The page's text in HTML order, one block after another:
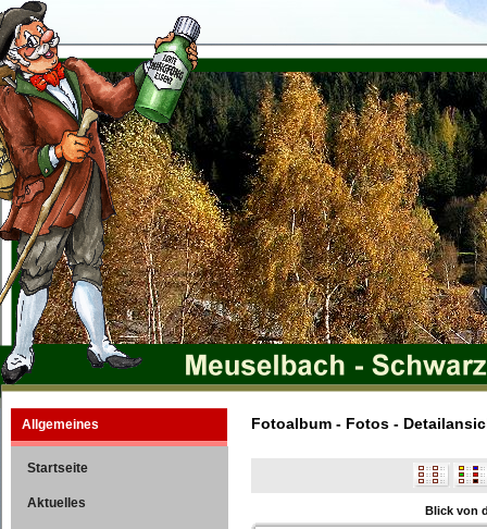
Fotoalbum - Fotos -
Blick von
Allgemeines
Startseite
Aktuelles